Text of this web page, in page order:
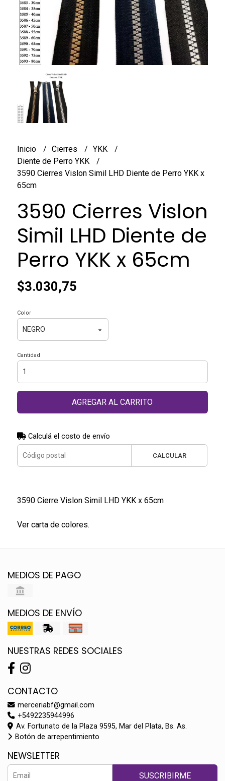
Inicio Cierres
YKK
Diente de Perro YKK
3590 Cierres Vislon Simil LHD Diente de Perro YKK x
65cm
3590 Cierres Vislon
Simil LHD Diente de
Perro YKK x 65cm
$3.030,75
Color
Cantidad
AGREGAR AL CARRITO
Calculá el costo de envío
CALCULAR
3590 Cierre Vislon Simil LHD YKK x 65cm
Ver carta de colores.
MEDIOS DE PAGO
MEDIOS DE ENVÍO
NUESTRAS REDES SOCIALES
CONTACTO
merceriabf@gmail.com
+5492235944996
Av. Fortunato de la Plaza 9595, Mar del Plata, Bs. As.
Botón de arrepentimiento
NEWSLETTER
SUSCRIBIRME